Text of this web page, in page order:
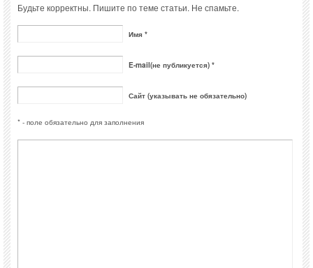
Будьте корректны. Пишите по теме статьи. Не спамьте.
Имя *
E-mail(не публикуется) *
Сайт (указывать не обязательно)
* - поле обязательно для заполнения